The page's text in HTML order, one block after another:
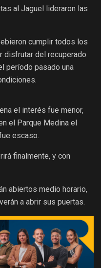
al Jaguel lideraron las
cumplir todos los
disfrutar del recuperado
período pasado una
el interés fue menor,
el Parque Medina el
escaso.
finalmente, y con
abiertos medio horario,
a abrir sus puertas.